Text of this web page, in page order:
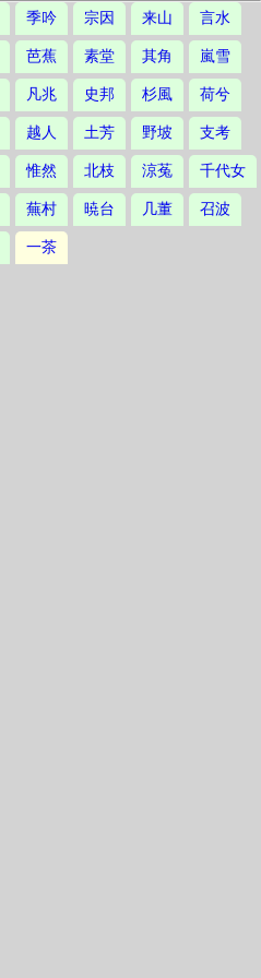
季吟 宗因 来山 言水
芭蕉 素堂 其角 嵐雪
凡兆 史邦 杉風 荷兮
越人 土芳 野坡 支考
惟然 北枝 涼菟 千代女
蕪村 暁台 几董 召波
一茶